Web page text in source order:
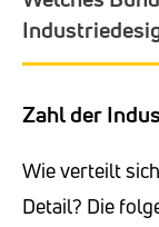
Zahl der
Wie verteilt
Detail? Die